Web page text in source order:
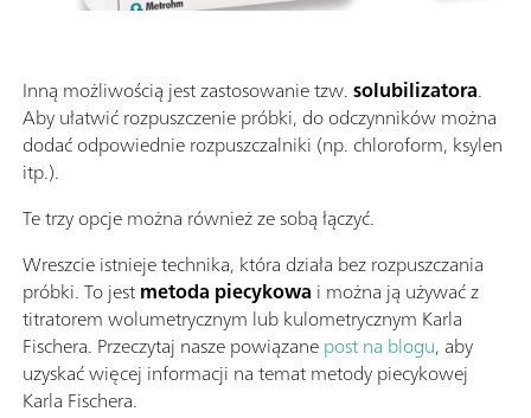
Inną możliwością jest zastosowanie tzw.solubilizatora.
Aby ułatwić rozpuszczenie próbki, do odczynników można
dodać odpowiednie rozpuszczalniki (np. chloroform, ksylen
itp.).
Te trzy opcje można również ze sobą łączyć.
Wreszcie istnieje technika, która działa bez rozpuszczania
próbki. To jestmetoda piecykowa i można ją używać z
titratorem wolumetrycznym lub kulometrycznym Karla
Fischera. Przeczytaj nasze powiązanepost na blogu, aby
uzyskać więcej informacji na temat metody piecykowej
Karla Fischera.